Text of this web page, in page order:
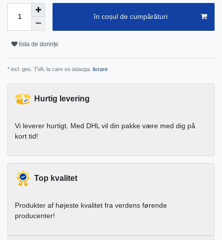
în coșul de cumpărături
lista de dorințe
* incl. ges. TVA. la care se adauga. livrare
Hurtig levering
Vi leverer hurtigt. Med DHL vil din pakke være med dig på
kort tid!
Top kvalitet
Produkter af højeste kvalitet fra verdens førende
producenter!